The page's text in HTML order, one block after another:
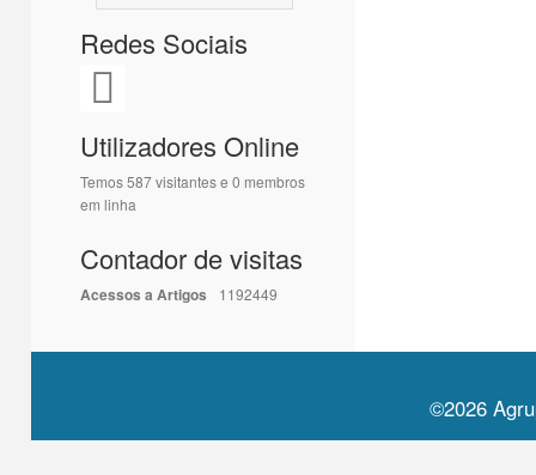
Redes Sociais
Utilizadores Online
Temos 587 visitantes e 0 membros
em linha
Contador de visitas
Acessos a Artigos 1192449
©2026